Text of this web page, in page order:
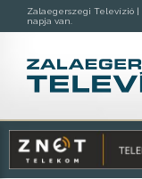
Zalaegerszegi Televízió |
napja van.